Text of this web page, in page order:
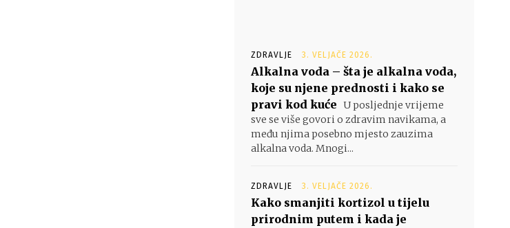
ZDRAVLJE 3. VELJAČE 2026.
Alkalna voda – šta je alkalna voda,
koje su njene prednosti i kako se
pravi kod kuće U posljednje vrijeme
sve se više govori o zdravim navikama, a
među njima posebno mjesto zauzima
alkalna voda. Mnogi...
ZDRAVLJE 3. VELJAČE 2026.
Kako smanjiti kortizol u tijelu
prirodnim putem i kada je